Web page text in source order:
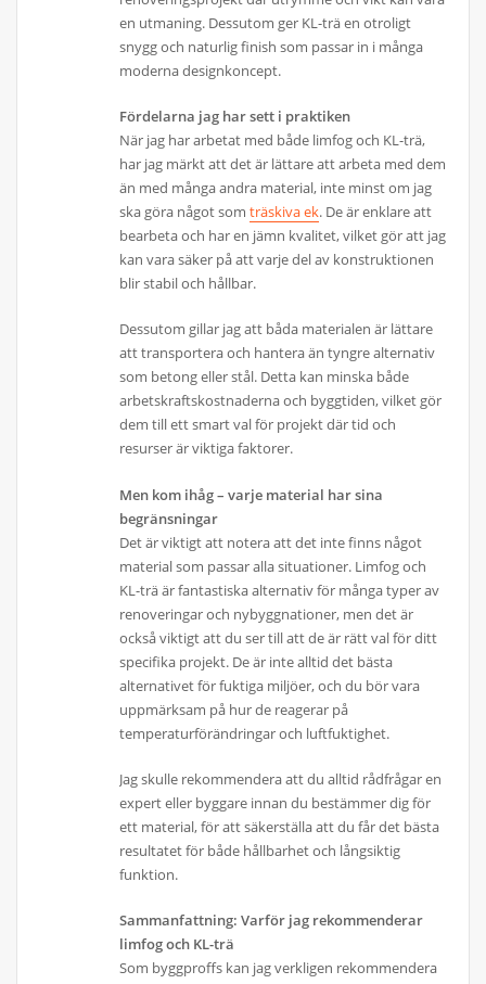
en utmaning. Dessutom ger KL-trä en otroligt
snygg och naturlig finish som passar in i många
moderna designkoncept.
Fördelarna jag har sett i praktiken
När jag har arbetat med både limfog och KL-trä,
har jag märkt att det är lättare att arbeta med dem
än med många andra material, inte minst om jag
ska göra något somträskiva ek. De är enklare att
bearbeta och har en jämn kvalitet, vilket gör att jag
kan vara säker på att varje del av konstruktionen
blir stabil och hållbar.
Dessutom gillar jag att båda materialen är lättare
att transportera och hantera än tyngre alternativ
som betong eller stål. Detta kan minska både
arbetskraftskostnaderna och byggtiden, vilket gör
dem till ett smart val för projekt där tid och
resurser är viktiga faktorer.
Men kom ihåg – varje material har sina
begränsningar
Det är viktigt att notera att det inte finns något
material som passar alla situationer. Limfog och
KL-trä är fantastiska alternativ för många typer av
renoveringar och nybyggnationer, men det är
också viktigt att du ser till att de är rätt val för ditt
specifika projekt. De är inte alltid det bästa
alternativet för fuktiga miljöer, och du bör vara
uppmärksam på hur de reagerar på
temperaturförändringar och luftfuktighet.
Jag skulle rekommendera att du alltid rådfrågar en
expert eller byggare innan du bestämmer dig för
ett material, för att säkerställa att du får det bästa
resultatet för både hållbarhet och långsiktig
funktion.
Sammanfattning: Varför jag rekommenderar
limfog och KL-trä
Som byggproffs kan jag verkligen rekommendera